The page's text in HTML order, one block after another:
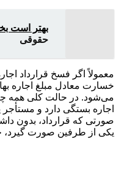
بهتر است
حقوقی
معمولاً اگر فسخ قرارداد
خسارت معادل مبلغ اجاره
می‌شود. در حالت کلی همه
اجاره بستگی دارد و
صورتی که قرارداد، بدون
یکی از طرفین صورت گیرد،